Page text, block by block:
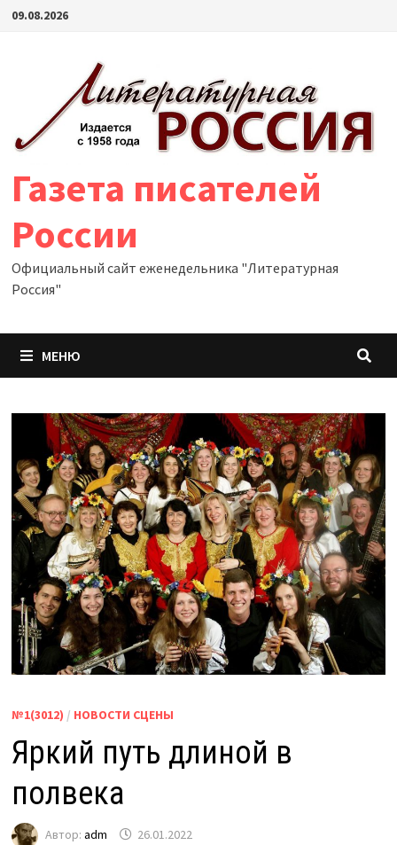
Перейти
09.08.2026
Газета писателей
России
Официальный сайт еженедельника "Литературная
Россия"
МЕНЮ
№1(3012) / НОВОСТИ СЦЕНЫ
Яркий путь длиной в
полвека
Автор: adm 26.01.2022